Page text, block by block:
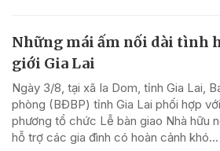
Những mái ấm nối dài tình
giới Gia Lai
Ngày 3/8, tại xã Ia Dom, tỉnh Gia Lai,
phòng (BĐBP) tỉnh Gia Lai phối hợp
phương tổ chức Lễ bàn giao Nhà hữu
hỗ trợ các gia đình có hoàn cảnh khó...